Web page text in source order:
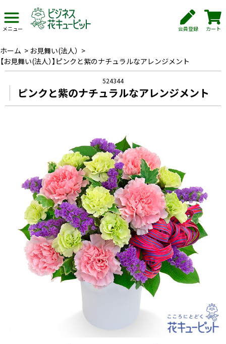
メニュー 会員登録 カート
ホーム > お見舞い(法人） >
【お見舞い(法人）】ピンクと紫のナチュラルなアレンジメント
524344
ピンクと紫のナチュラルなアレンジメント